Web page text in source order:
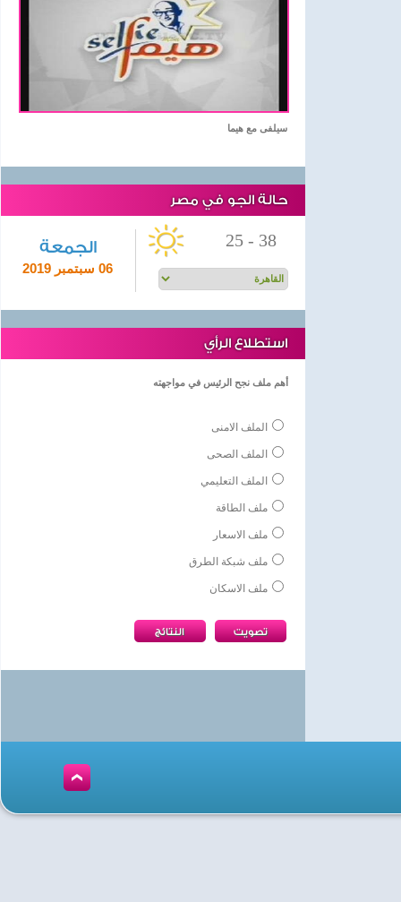
سيلفى مع هيما
حالة الجو في مصر
الجمعة
06 سبتمبر 2019
25 - 38
استطلاع الرأي
أهم ملف نجح الرئيس في مواجهته
الملف الامنى
الملف الصحى
الملف التعليمي
ملف الطاقة
ملف الاسعار
ملف شبكة الطرق
ملف الاسكان